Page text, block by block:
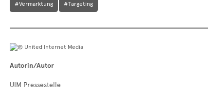
#Vermarktung #Targeting
Autorin/Autor
UIM Pressestelle